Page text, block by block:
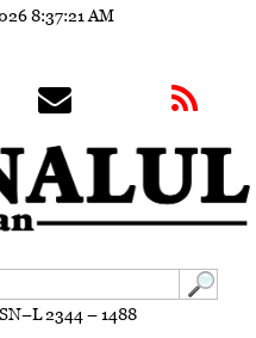
8:37:23 AM
2344 – 1488